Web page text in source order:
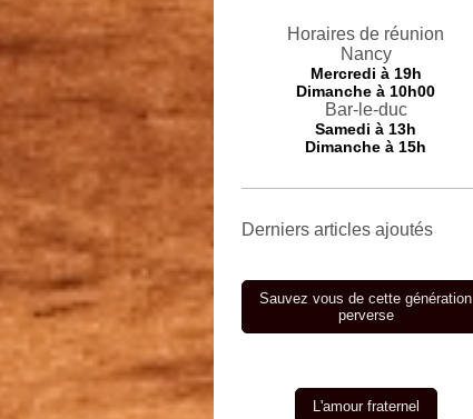
Horaires de réunion
Nancy
Mercredi à 19h
Dimanche à 10h00
Bar-le-duc
Samedi à 13h
Dimanche à 15h
Derniers articles ajoutés
Sauvez vous de cette génération
perverse
L'amour fraternel